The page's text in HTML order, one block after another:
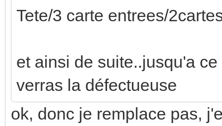
Tete/3 carte entrees/
et ainsi de suite..jusqu'a
verras la défectueuse
ok, donc je remplace pas,